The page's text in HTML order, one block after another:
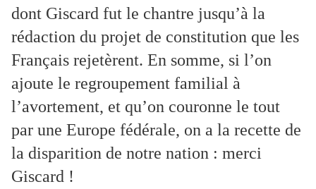
dont Giscard fut le chantre jusqu’à la
rédaction du projet de constitution que les
Français rejetèrent. En somme, si l’on
ajoute le regroupement familial à
l’avortement, et qu’on couronne le tout
par une Europe fédérale, on a la recette de
la disparition de notre nation : merci
Giscard !